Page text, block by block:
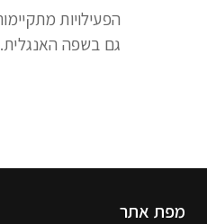
גם בשפה האנגלית.
מפת אתר